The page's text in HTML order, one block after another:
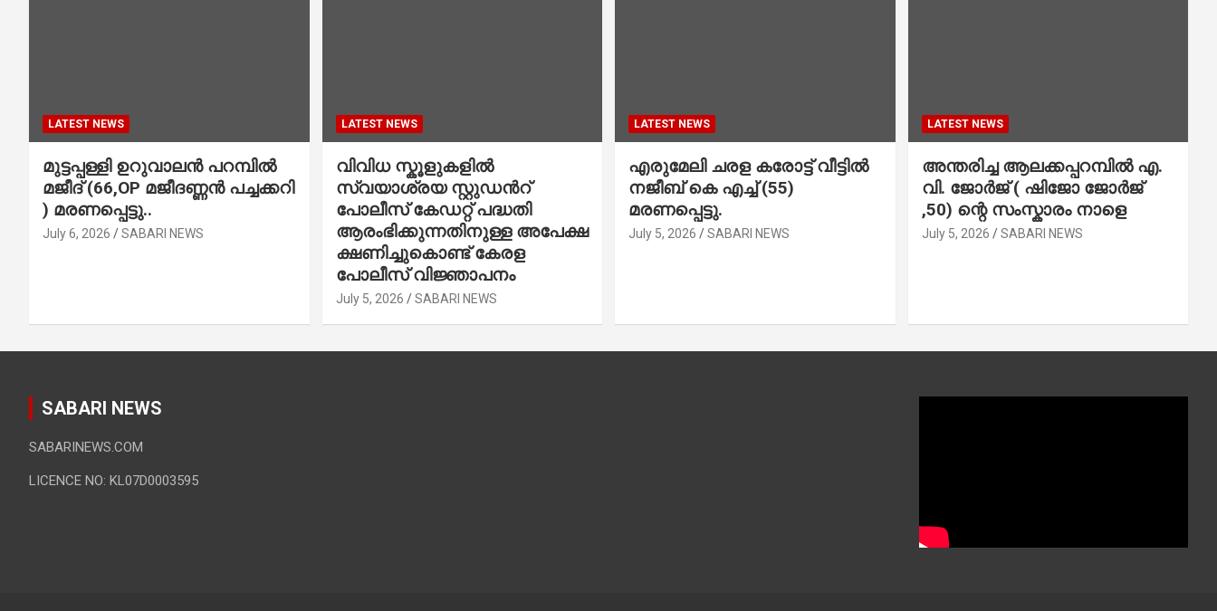
LATEST NEWS
മുട്ടപ്പള്ളി ഉറുവാലൻ പറമ്പിൽ
മജീദ് (66,OP മജീദണ്ണൻ പച്ചക്കറി
) മരണപ്പെട്ടു..
July 6, 2026 SABARI NEWS
LATEST NEWS
വിവിധ സ്കൂളുകളില്‍
സ്വയാശ്രയ സ്റ്റുഡന്‍റ്
പോലീസ് കേഡറ്റ് പദ്ധതി
ആരംഭിക്കുന്നതിനുള്ള അപേക്ഷ
ക്ഷണിച്ചുകൊണ്ട് കേരള
പോലീസ് വിജ്ഞാപനം
July 5, 2026 SABARI NEWS
LATEST NEWS
എരുമേലി ചരള കരോട്ട് വീട്ടിൽ
നജീബ് കെ എച്ച് (55)
മരണപ്പെട്ടു.
July 5, 2026 SABARI NEWS
LATEST NEWS
അന്തരിച്ച ആ​ല​ക്ക​പ്പ​റമ്പിൽ​ എ.​
വി. ജോ​ർ​ജ് ( ഷിജോ ജോർജ്
,50) ന്റെ സംസ്കാരം നാളെ
July 5, 2026 SABARI NEWS
SABARI NEWS
SABARINEWS.COM
LICENCE NO: KL07D0003595